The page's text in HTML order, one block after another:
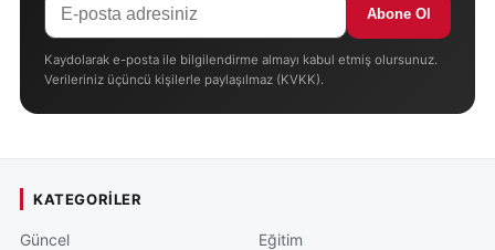
Abone Ol
Kaydolarak e-posta ile bilgilendirme almayı kabul etmiş olursunuz.
Verileriniz üçüncü kişilerle paylaşılmaz (KVKK).
KATEGORILER
Güncel
Eğitim